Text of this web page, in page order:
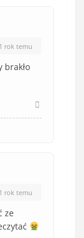
1 rok temu
brakło
1 rok temu
ze